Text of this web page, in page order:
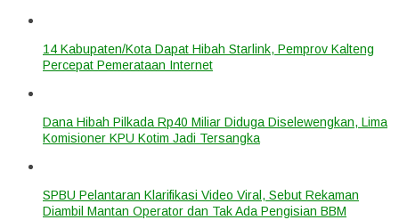
14 Kabupaten/Kota Dapat Hibah Starlink, Pemprov Kalteng
Percepat Pemerataan Internet
Dana Hibah Pilkada Rp40 Miliar Diduga Diselewengkan, Lima
Komisioner KPU Kotim Jadi Tersangka
SPBU Pelantaran Klarifikasi Video Viral, Sebut Rekaman
Diambil Mantan Operator dan Tak Ada Pengisian BBM